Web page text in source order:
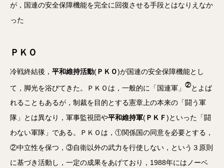
が，国連の安全保障機能を完全に回復させる手段とはなりえなか
った
ＰＫＯ
冷戦終結後， 平和維持活動(ＰＫＯ)が国連の安全保障機能とし
て，脚光を浴びてきた。ＰＫＯは，一般的に「国連軍」 ②とよば
れることもあるが，制裁を目的とする憲章上の本来の「闘う軍
隊」とは異なり，軍事監視団や平和維持軍(ＰＫＦ)といった「闘
わない軍隊」である。ＰＫＯは，①関係国の同意を必要とする，
②中立性を保つ，③自衛以外の武力を行使しない，という３原則
に基づき活動し，一定の成果をあげており，1988年にはノーベ